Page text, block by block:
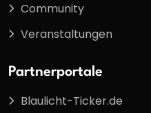
Community
Veranstaltungen
Partnerportale
Blaulicht-Ticker.de